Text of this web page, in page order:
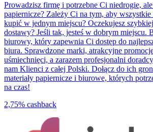
Prowadzisz firmę i potrzebne Ci niedrogie,
papiernicze? Zależy Ci na tym, aby wszystkie
kupić w jednym miejscu? Oczekujesz
dostawy? Jeśli tak, jesteś w dobrym miejscu.
biurowy, który zapewnia Ci dostęp do
biura. Sprawdzone marki, atrakcyjne
uśmiechnięci, a zarazem profesjonalni
nam Klienci z całej Polski. Dołącz do ich
materiały papiernicze i biurowe, których
na czas!
2,75% cashback